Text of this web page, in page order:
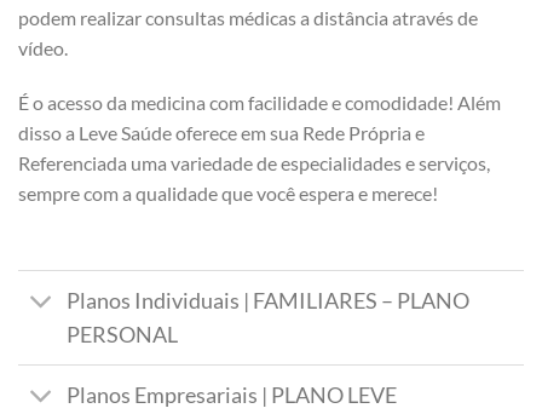
podem realizar consultas médicas a distância através de
vídeo.
É o acesso da medicina com facilidade e comodidade! Além
disso a Leve Saúde oferece em sua Rede Própria e
Referenciada uma variedade de especialidades e serviços,
sempre com a qualidade que você espera e merece!
Planos Individuais | FAMILIARES – PLANO
PERSONAL
Planos Empresariais | PLANO LEVE